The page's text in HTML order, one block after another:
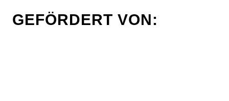
GEFÖRDERT VON: